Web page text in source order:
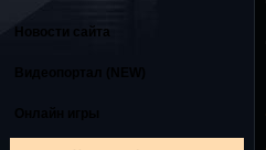
Новости сайта